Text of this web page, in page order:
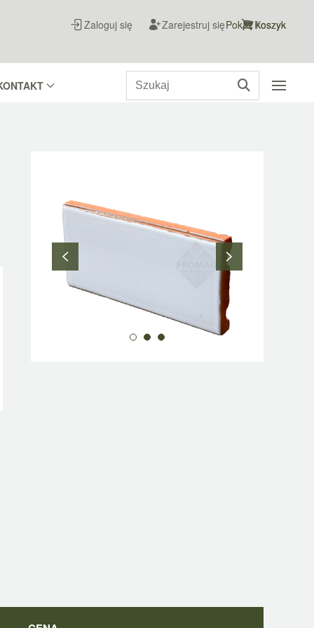
Zaloguj się Zarejestruj się Koszyk
Pokaż koszyk